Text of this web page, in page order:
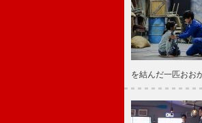
を結んだ一匹おお